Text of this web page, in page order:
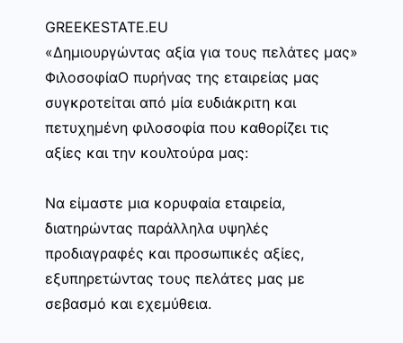
GREEKESTATE.EU
«Δημιουργώντας αξία για τους πελάτες μας»
ΦιλοσοφίαΟ πυρήνας της εταιρείας μας
συγκροτείται από μία ευδιάκριτη και
πετυχημένη φιλοσοφία που καθορίζει τις
αξίες και την κουλτούρα μας:
Να είμαστε μια κορυφαία εταιρεία,
διατηρώντας παράλληλα υψηλές
προδιαγραφές και προσωπικές αξίες,
εξυπηρετώντας τους πελάτες μας με
σεβασμό και εχεμύθεια.